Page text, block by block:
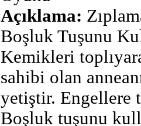
Açıklama:
Boşluk Tuşunu
Kemikleri
sahibi olan
yetiştir. Engellere
Boşluk tuşunu